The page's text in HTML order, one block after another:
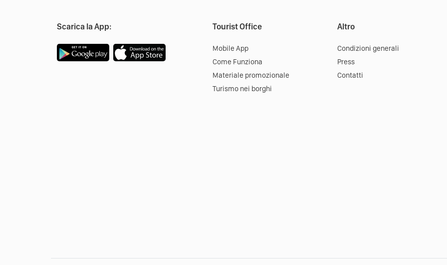
Scarica la App: Tourist Office
Mobile App
Come Funziona
Materiale promozionale
Turismo nei borghi
Altro
Condizioni generali
Press
Contatti